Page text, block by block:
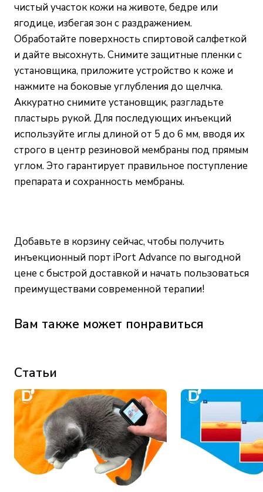
чистый участок кожи на животе, бедре или
ягодице, избегая зон с раздражением.
Обработайте поверхность спиртовой салфеткой
и дайте высохнуть. Снимите защитные пленки с
установщика, приложите устройство к коже и
нажмите на боковые углубления до щелчка.
Аккуратно снимите установщик, разгладьте
пластырь рукой. Для последующих инъекций
используйте иглы длиной от 5 до 6 мм, вводя их
строго в центр резиновой мембраны под прямым
углом. Это гарантирует правильное поступление
препарата и сохранность мембраны.
Добавьте в корзину сейчас, чтобы получить
инъекционный порт iPort Advance по выгодной
цене с быстрой доставкой и начать пользоваться
преимуществами современной терапии!
Вам также может понравиться
Статьи